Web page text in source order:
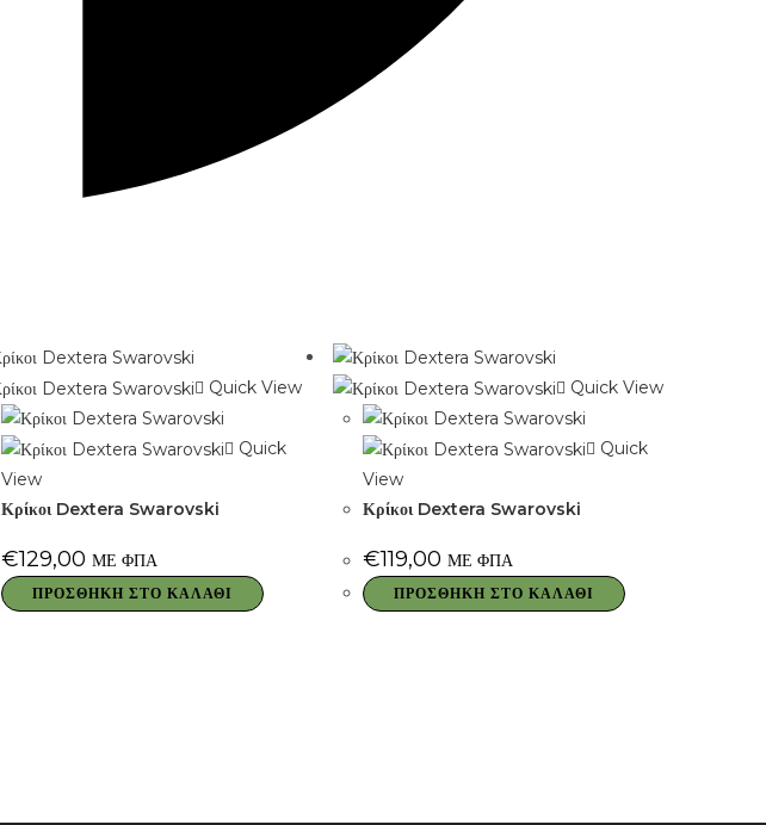
Quick View
Quick
View
Κρίκοι Dextera Swarovski
€129,00 ΜΕ ΦΠΑ
ΠΡΟΣΘΉΚΗ ΣΤΟ ΚΑΛΆΘΙ
Quick View
Quick
View
Κρίκοι Dextera Swarovski
€119,00 ΜΕ ΦΠΑ
ΠΡΟΣΘΉΚΗ ΣΤΟ ΚΑΛΆΘΙ